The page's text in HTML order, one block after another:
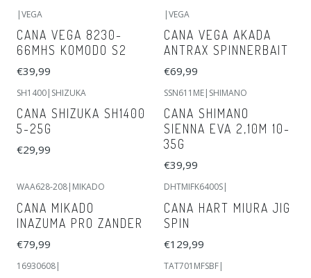
|VEGA
CANA VEGA 8230-
66MHS KOMODO S2
€39,99
|VEGA
CANA VEGA AKADA
ANTRAX SPINNERBAIT
€69,99
SH1400| SHIZUKA
CANA SHIZUKA SH1400
5-25G
€29,99
SSN611ME| SHIMANO
CANA SHIMANO
SIENNA EVA 2,10M 10-
35G
€39,99
WAA628-208 MIKADO
CANA MIKADO
INAZUMA PRO ZANDER
€79,99
DHTMIFK6400S
CANA HART MIURA JIG
SPIN
€129,99
16930608| TAT701MFSBF|